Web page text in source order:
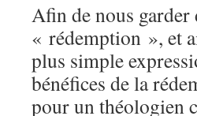
Afin de nous
« rédemption », et
plus simple
bénéfices de la
pour un théologien